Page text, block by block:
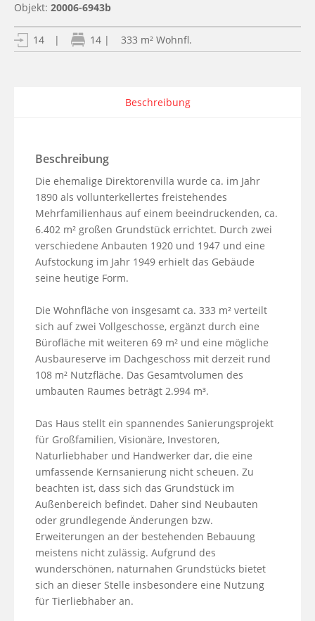
Objekt: 20006-6943b
14 | 14 | 333 m² Wohnfl.
Beschreibung
Beschreibung
Die ehemalige Direktorenvilla wurde ca. im Jahr
1890 als vollunterkellertes freistehendes
Mehrfamilienhaus auf einem beeindruckenden, ca.
6.402 m² großen Grundstück errichtet. Durch zwei
verschiedene Anbauten 1920 und 1947 und eine
Aufstockung im Jahr 1949 erhielt das Gebäude
seine heutige Form.
Die Wohnfläche von insgesamt ca. 333 m² verteilt
sich auf zwei Vollgeschosse, ergänzt durch eine
Bürofläche mit weiteren 69 m² und eine mögliche
Ausbaureserve im Dachgeschoss mit derzeit rund
108 m² Nutzfläche. Das Gesamtvolumen des
umbauten Raumes beträgt 2.994 m³.
Das Haus stellt ein spannendes Sanierungsprojekt
für Großfamilien, Visionäre, Investoren,
Naturliebhaber und Handwerker dar, die eine
umfassende Kernsanierung nicht scheuen. Zu
beachten ist, dass sich das Grundstück im
Außenbereich befindet. Daher sind Neubauten
oder grundlegende Änderungen bzw.
Erweiterungen an der bestehenden Bebauung
meistens nicht zulässig. Aufgrund des
wunderschönen, naturnahen Grundstücks bietet
sich an dieser Stelle insbesondere eine Nutzung
für Tierliebhaber an.